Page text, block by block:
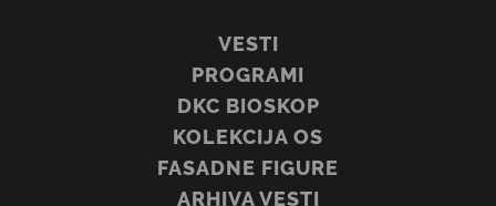
VESTI
PROGRAMI
DKC BIOSKOP
KOLEKCIJA OS
FASADNE FIGURE
ARHIVA VESTI